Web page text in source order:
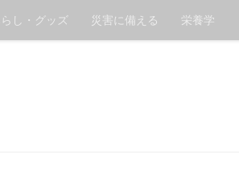
し・グッズ 災害に備える 栄養学